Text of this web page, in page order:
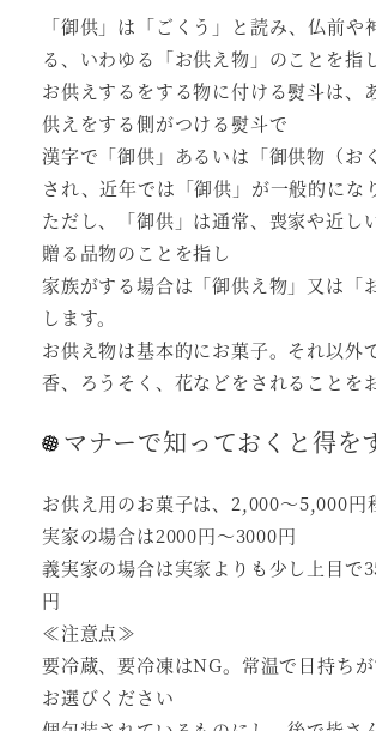
「御供」は「ごくう」と読み、仏前や
る、いわゆる「お供え物」のことを指
お供えするをする物に付ける熨斗は、
供えをする側がつける熨斗で
漢字で「御供」あるいは「御供物（お
され、近年では「御供」が一般的にな
ただし、「御供」は通常、喪家や近し
贈る品物のことを指し
家族がする場合は「御供え物」又は「
します。
お供え物は基本的にお菓子。それ以外
香、ろうそく、花などをされることを
マナーで知っておくと得を
お供え用のお菓子は、2,000～5,000円
実家の場合は2000円～3000円
義実家の場合は実家よりも少し上目で
円
≪注意点≫
要冷蔵、要冷凍はNG。常温で日持ち
お選びください